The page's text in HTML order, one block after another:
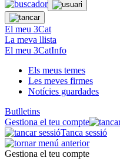
El meu 3Cat
La meva llista
El meu 3CatInfo
Els meus temes
Les meves firmes
Notícies guardades
Butlletins
Gestiona el teu compte
Tanca sessió
Gestiona el teu compte